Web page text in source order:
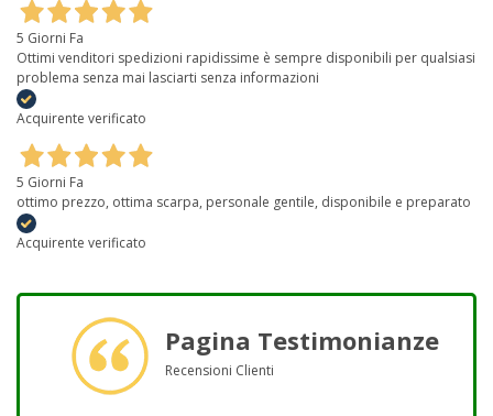
5 Giorni Fa
Ottimi venditori spedizioni rapidissime è sempre disponibili per qualsiasi
problema senza mai lasciarti senza informazioni
Acquirente verificato
5 Giorni Fa
ottimo prezzo, ottima scarpa, personale gentile, disponibile e preparato
Acquirente verificato
Pagina Testimonianze
Recensioni Clienti